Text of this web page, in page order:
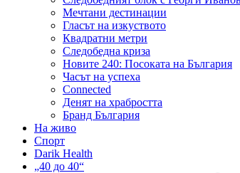
Мечтани дестинации
Гласът на изкуството
Квадратни метри
Следобедна криза
Новите 240: Посоката на България
Часът на успеха
Connected
Денят на храбростта
Бранд България
На живо
Спорт
Darik Health
„40 до 40“